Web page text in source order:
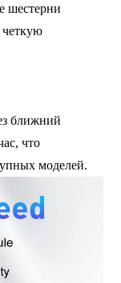
шестерни
четкую
ближний
что
моделей.